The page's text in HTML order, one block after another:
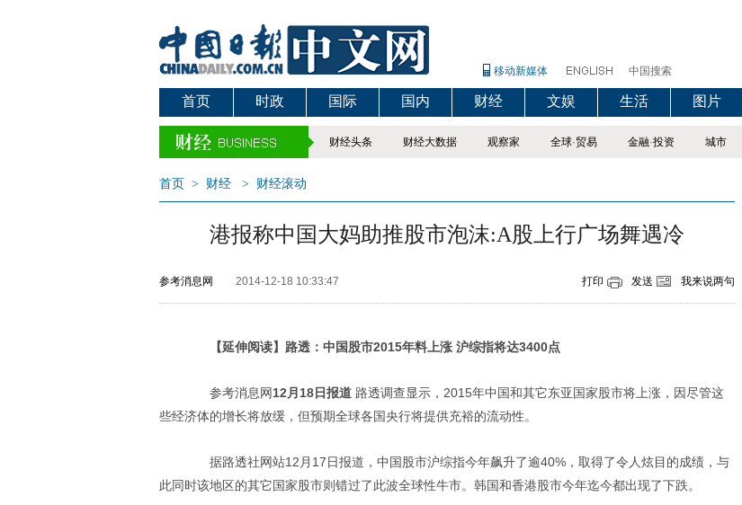
移动新媒体 中国搜索
首页 时政 国际 国内 财经 文娱 生活 图片
财经头条 财经大数据 观察家 全球·贸易 金融·投资 城市
首页 > 财经 > 财经滚动
港报称中国大妈助推股市泡沫:A股上行广场舞遇冷
参考消息网 2014-12-18 10:33:47 打印 发送 我来说两句
【延伸阅读】路透：中国股市2015年料上涨 沪综指将达3400点
参考消息网12月18日报道 路透调查显示，2015年中国和其它东亚国家股市将上涨，因尽管这
些经济体的增长将放缓，但预期全球各国央行将提供充裕的流动性。
据路透社网站12月17日报道，中国股市沪综指今年飙升了逾40%，取得了令人炫目的成绩，与
此同时该地区的其它国家股市则错过了此波全球性牛市。韩国和香港股市今年迄今都出现了下跌。